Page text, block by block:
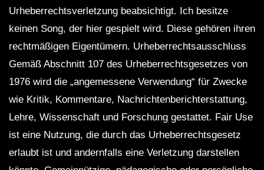
Urheberrechtsverletzung beabsichtigt. Ich besitze
keinen Song, der hier gespielt wird. Diese gehören ihren
rechtmäßigen Eigentümern. Urheberrechtsausschluss
Gemäß Abschnitt 107 des Urheberrechtsgesetzes von
1976 wird die „angemessene Verwendung“ für Zwecke
wie Kritik, Kommentare, Nachrichtenberichterstattung,
Lehre, Wissenschaft und Forschung gestattet. Fair Use
ist eine Nutzung, die durch das Urheberrechtsgesetz
erlaubt ist und andernfalls eine Verletzung darstellen